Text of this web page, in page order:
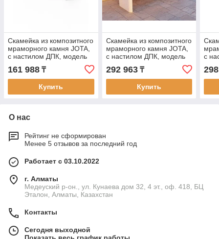
Скамейка из композитного
мраморного камня JOTA,
c настилом ДПК, модель
KOKTOBE BIR
161 988 ₸
Купить
Скамейка из композитного
мраморного камня JOTA,
c настилом ДПК, модель
BEDEL EKI
292 963₸
Купить
c
О нас
Рейтинг не сформирован
Менее 5 отзывов за последний год
Работает с 03.10.2022
г. Алматы
Медеуский р-он., ул. Кунаева дом 32, 4 эт., оф. 418, БЦ
Эталон, Алматы, Казахстан
Контакты
Сегодня выходной